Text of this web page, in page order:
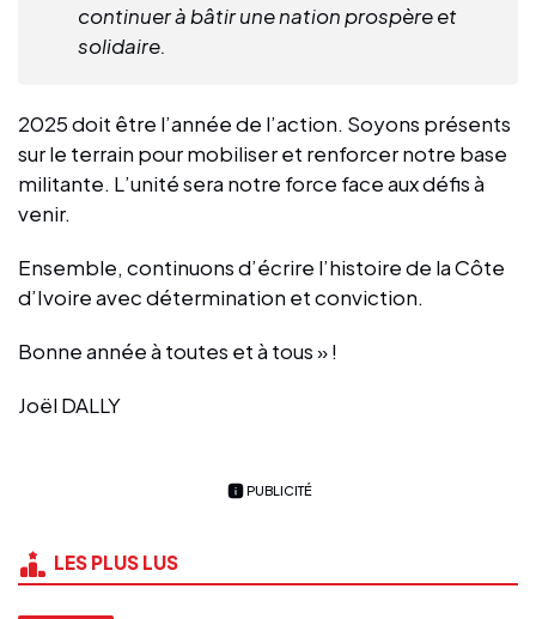
continuer à bâtir une nation prospère et
solidaire.
2025 doit être l’année de l’action. Soyons présents
sur le terrain pour mobiliser et renforcer notre base
militante. L’unité sera notre force face aux défis à
venir.
Ensemble, continuons d’écrire l’histoire de la Côte
d’Ivoire avec détermination et conviction.
Bonne année à toutes et à tous » !
Joël DALLY
PUBLICITÉ
LES PLUS LUS